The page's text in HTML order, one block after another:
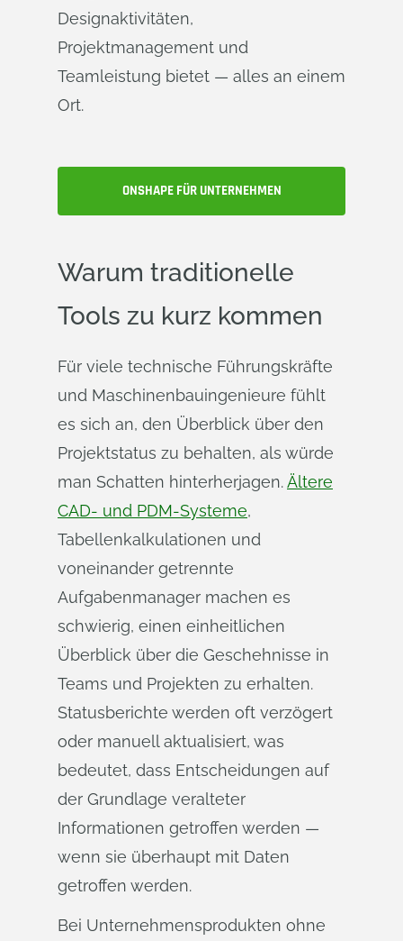
Designaktivitäten,
Projektmanagement und
Teamleistung bietet — alles an einem
Ort.
ONSHAPE FÜR UNTERNEHMEN
Warum traditionelle
Tools zu kurz kommen
Für viele technische Führungskräfte
und Maschinenbauingenieure fühlt
es sich an, den Überblick über den
Projektstatus zu behalten, als würde
man Schatten hinterherjagen.Ältere
CAD- und PDM-Systeme,
Tabellenkalkulationen und
voneinander getrennte
Aufgabenmanager machen es
schwierig, einen einheitlichen
Überblick über die Geschehnisse in
Teams und Projekten zu erhalten.
Statusberichte werden oft verzögert
oder manuell aktualisiert, was
bedeutet, dass Entscheidungen auf
der Grundlage veralteter
Informationen getroffen werden —
wenn sie überhaupt mit Daten
getroffen werden.
Bei Unternehmensprodukten ohne